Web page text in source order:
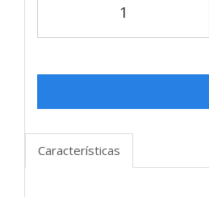
Características